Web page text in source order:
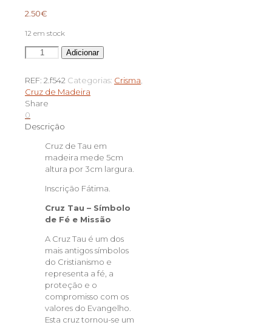
2.50€
12 em stock
Quantidade
de
de
Tau
Adicionar
REF: 2.f542 Categorias: Crisma
Cruz de Madeira
Share
0
Descrição
Cruz de Tau em
madeira mede 5cm
altura por 3cm largura.
Inscrição Fátima.
Cruz Tau – Símbolo
de Fé e Missão
A Cruz Tau é um dos
mais antigos símbolos
do Cristianismo e
representa a fé, a
proteção e o
compromisso com os
valores do Evangelho.
Esta cruz tornou-se um